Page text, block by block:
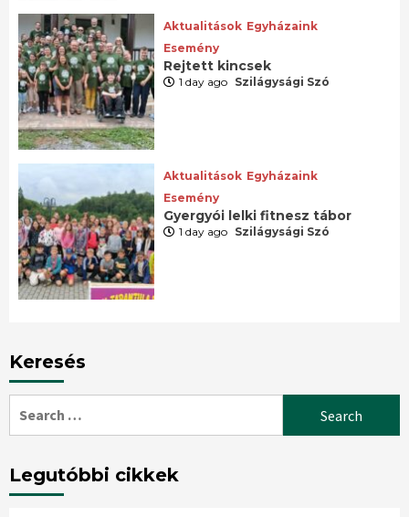
Aktualitások Egyházaink
Esemény
Rejtett kincsek
1 day ago Szilágysági Szó
Aktualitások Egyházaink
Esemény
Gyergyói lelki fitnesz tábor
1 day ago Szilágysági Szó
Keresés
Legutóbbi cikkek